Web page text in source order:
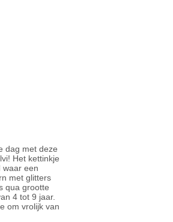
dag met deze
Het kettinkje
waar een
met glitters
qua grootte
4 tot 9 jaar.
om vrolijk van